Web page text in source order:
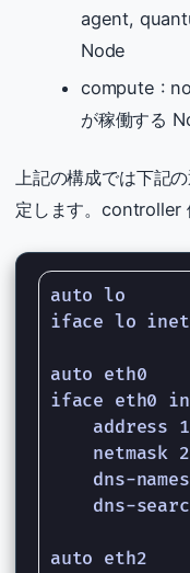
agent,
Node
compute :
が稼働する
上記の構成では下記
定します。controller
auto lo
iface lo inet
auto eth0
iface eth0
address
netmask
dns-
dns-
auto eth2